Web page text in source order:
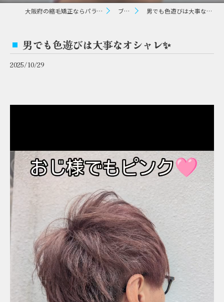
大阪府の縮毛矯正ならパラゴン ヘアー ブログ 男でも色遊びは大事なオシャレ✨
男でも色遊びは大事なオシャレ✨
2025/10/29